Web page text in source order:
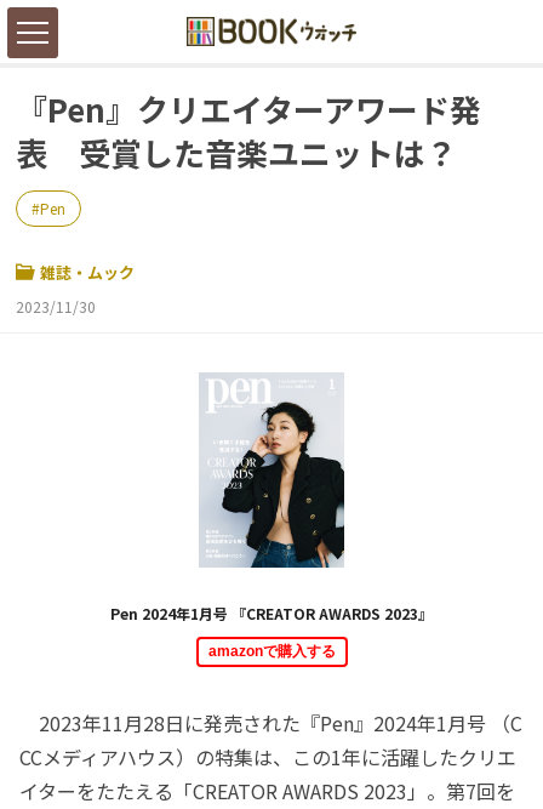
『Pen』クリエイターアワード発
表 受賞した音楽ユニットは？
Pen
雑誌・ムック
2023/11/30
Pen 2024年1月号 『CREATOR AWARDS 2023』
amazonで購入する
2023年11月28日に発売された『Pen』2024年1月号 （C
CCメディアハウス）の特集は、この1年に活躍したクリエ
イターをたたえる「CREATOR AWARDS 2023」。第7回を